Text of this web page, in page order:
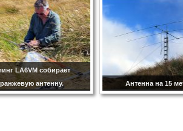
LA6VM собирает
антенну.
Антенна на 15